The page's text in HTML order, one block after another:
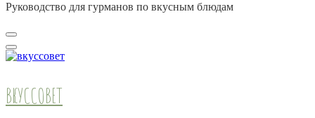
Руководство для гурманов по вкусным блюдам
ВКУССОВЕТ